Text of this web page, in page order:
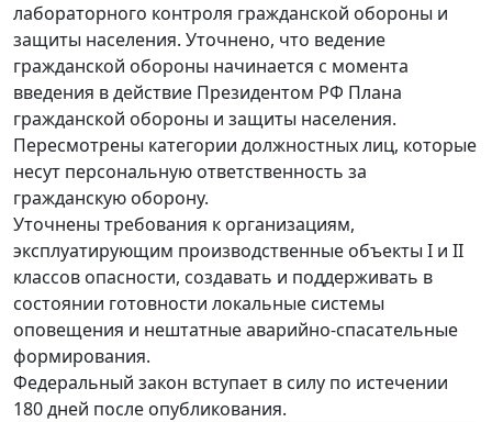
лабораторного контроля гражданской обороны и
защиты населения. Уточнено, что ведение
гражданской обороны начинается с момента
введения в действие Президентом РФ Плана
гражданской обороны и защиты населения.
Пересмотрены категории должностных лиц, которые
несут персональную ответственность за
гражданскую оборону.
Уточнены требования к организациям,
эксплуатирующим производственные объекты I и II
классов опасности, создавать и поддерживать в
состоянии готовности локальные системы
оповещения и нештатные аварийно-спасательные
формирования.
Федеральный закон вступает в силу по истечении
180 дней после опубликования.